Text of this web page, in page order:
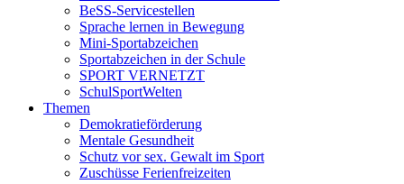
BeSS-Servicestellen
Sprache lernen in Bewegung
Mini-Sportabzeichen
Sportabzeichen in der Schule
SPORT VERNETZT
SchulSportWelten
Themen
Demokratieförderung
Mentale Gesundheit
Schutz vor sex. Gewalt im Sport
Zuschüsse Ferienfreizeiten